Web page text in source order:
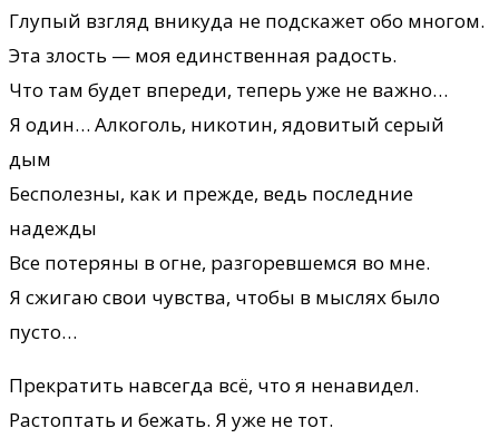
Глупый взгляд вникуда не подскажет обо многом.
Эта злость — моя единственная радость.
Что там будет впереди, теперь уже не важно…
Я один… Алкоголь, никотин, ядовитый серый
дым
Бесполезны, как и прежде, ведь последние
надежды
Все потеряны в огне, разгоревшемся во мне.
Я сжигаю свои чувства, чтобы в мыслях было
пусто…
Прекратить навсегда всё, что я ненавидел.
Растоптать и бежать. Я уже не тот.